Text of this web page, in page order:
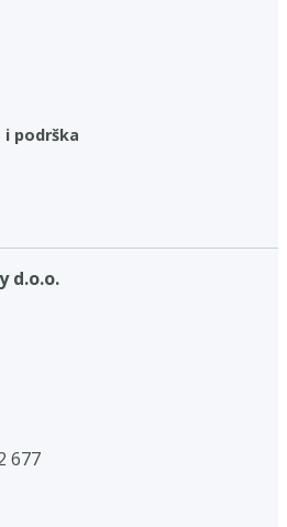
podrška
d.o.o.
677